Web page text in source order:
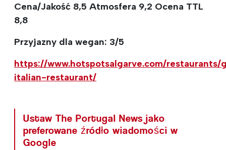
Cena/Jakość 8,5 Atmosfera 9,2 Ocena TTL
8,8
Przyjazny dla wegan: 3/5
https://www.hotspotsalgarve.com/restaurants/
italian-restaurant/
Ustaw The Portugal News jako
preferowane źródło wiadomości w
Google